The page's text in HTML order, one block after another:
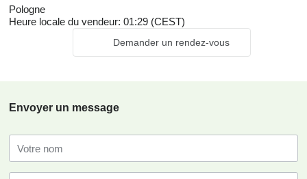
Pologne
Heure locale du vendeur: 01:29 (CEST)
Demander un rendez-vous
Envoyer un message